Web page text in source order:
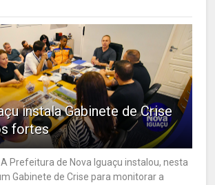
instala Gabinete de Crise
fortes
A Prefeitura de Nova Iguaçu instalou, nesta
Gabinete de Crise para monitorar a